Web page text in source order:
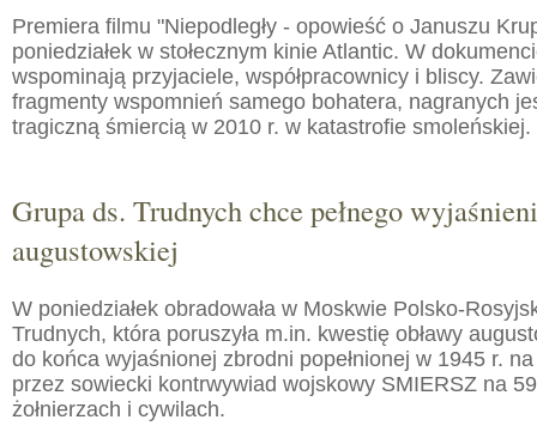
Premiera filmu "Niepodległy - opowieść o Januszu
poniedziałek w stołecznym kinie Atlantic. W
wspominają przyjaciele, współpracownicy i bliscy.
fragmenty wspomnień samego bohatera, nagranych
tragiczną śmiercią w 2010 r. w katastrofie smoleńskiej.
Grupa ds. Trudnych chce pełnego
augustowskiej
W poniedziałek obradowała w Moskwie Polsko-
Trudnych, która poruszyła m.in. kwestię obławy
do końca wyjaśnionej zbrodni popełnionej w 1945 r.
przez sowiecki kontrwywiad wojskowy SMIERSZ na
żołnierzach i cywilach.